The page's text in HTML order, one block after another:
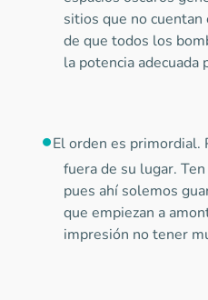
sitios que no
de que todos los
la potencia adecuada
El orden es primordial.
fuera de su lugar.
pues ahí solemos
que empiezan a
impresión no tener